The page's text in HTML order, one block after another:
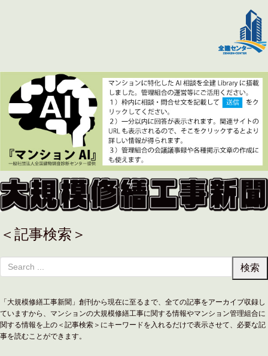
＜記事検索＞
「大規模修繕工事新聞」創刊から現在に至るまで、全ての記事をアーカイブ収録し
ていますから、マンションの大規模修繕工事に関する情報やマンション管理組合に
関する情報を上の＜記事検索＞にキーワードを入れるだけで表示させて、必要な記
事を読むことができます。